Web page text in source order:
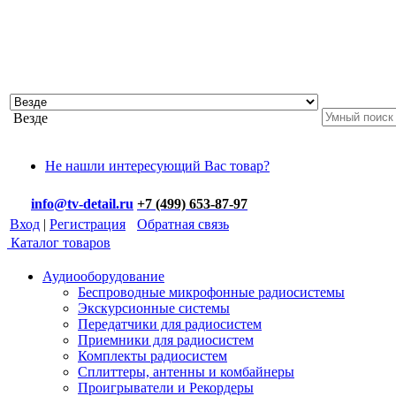
Везде
Не нашли интересующий Вас товар?
info@tv-detail.ru +7 (499) 653-87-97
Вход | Регистрация
Обратная связь
Каталог товаров
Аудиооборудование
Беспроводные микрофонные радиосистемы
Экскурсионные системы
Передатчики для радиосистем
Приемники для радиосистем
Комплекты радиосистем
Сплиттеры, антенны и комбайнеры
Проигрыватели и Рекордеры